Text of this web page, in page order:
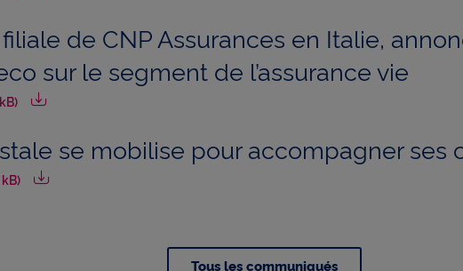
de CNP Assurances en Italie,
sur le segment de l’assurance vie
se mobilise pour accompagner
Tous les communiqués